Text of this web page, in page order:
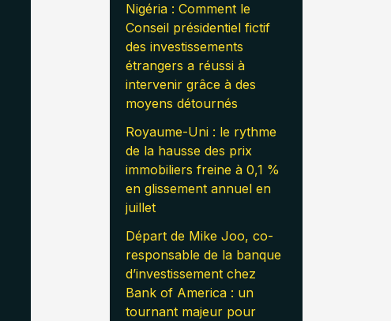
Nigéria : Comment le
Conseil présidentiel fictif
des investissements
étrangers a réussi à
intervenir grâce à des
moyens détournés
Royaume-Uni : le rythme
de la hausse des prix
immobiliers freine à 0,1 %
en glissement annuel en
juillet
Départ de Mike Joo, co-
responsable de la banque
d’investissement chez
Bank of America : un
tournant majeur pour